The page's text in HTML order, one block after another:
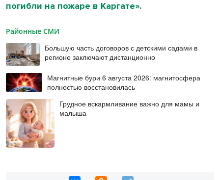
погибли на пожаре в Каргате».
Районные СМИ
Большую часть договоров с детскими садами в
регионе заключают дистанционно
Магнитные бури 6 августа 2026: магнитосфера
полностью восстановилась
Грудное вскармливание важно для мамы и
малыша